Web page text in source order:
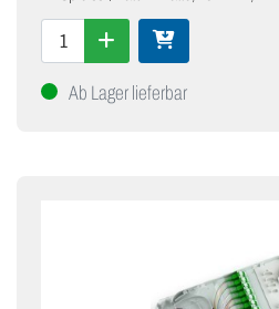
Ab Lager lieferbar